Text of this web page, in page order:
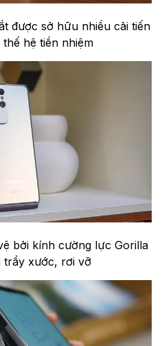
được sở hữu nhiều cải tiến
hệ tiền nhiệm
bởi kính cường lực Gorilla
trầy xước, rơi vỡ